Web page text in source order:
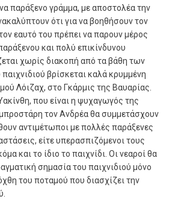
παράξενο γράμμα, με αποστολέα την
ότι για να βοηθήσουν τον
εαυτό του πρέπει να παρουν μέρος
και πολύ επικίνδυνου
χωρίς διακοπή από τα βάθη των
βρίσκεται καλά κρυμμένη
Λόιζαχ, στο Γκάρμις της Βαυαρίας.
που είναι η ψυχαγωγός της
τον Ανδρέα θα συμμετάσχουν
αντιμέτωποι με πολλές παράξενες
είτε υπερασπιζόμενοι τους
και το ίδιο το παιχνίδι. Οι νεαροί θα
σημασία του παιχνιδιού μόνο
του ποταμού που διασχίζει την